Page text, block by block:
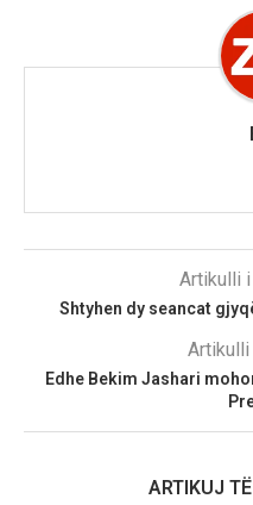
Artikulli
Shtyhen dy seancat
Artikulli
Edhe Bekim Jashari
ARTIKUJ